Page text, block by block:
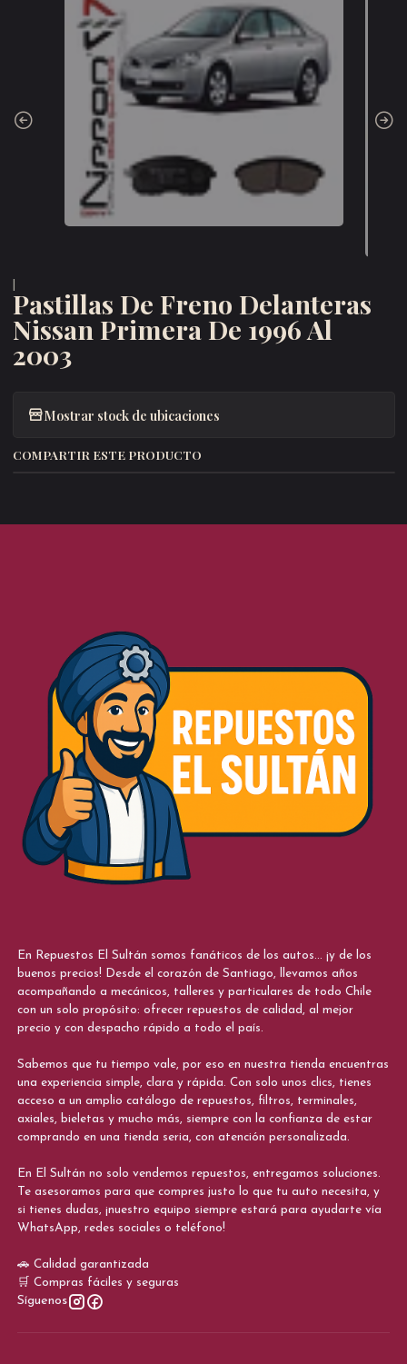
Pastillas De Freno Delanteras
Nissan Primera De 1996 Al
2003
Mostrar stock de ubicaciones
COMPARTIR ESTE PRODUCTO
En Repuestos El Sultán somos fanáticos de los autos... ¡y de los
buenos precios! Desde el corazón de Santiago, llevamos años
acompañando a mecánicos, talleres y particulares de todo Chile
con un solo propósito: ofrecer repuestos de calidad, al mejor
precio y con despacho rápido a todo el país.
Sabemos que tu tiempo vale, por eso en nuestra tienda encuentras
una experiencia simple, clara y rápida. Con solo unos clics, tienes
acceso a un amplio catálogo de repuestos, filtros, terminales,
axiales, bieletas y mucho más, siempre con la confianza de estar
comprando en una tienda seria, con atención personalizada.
En El Sultán no solo vendemos repuestos, entregamos soluciones.
Te asesoramos para que compres justo lo que tu auto necesita, y
si tienes dudas, ¡nuestro equipo siempre estará para ayudarte vía
WhatsApp, redes sociales o teléfono!
🚗 Calidad garantizada
🛒 Compras fáciles y seguras
Síguenos